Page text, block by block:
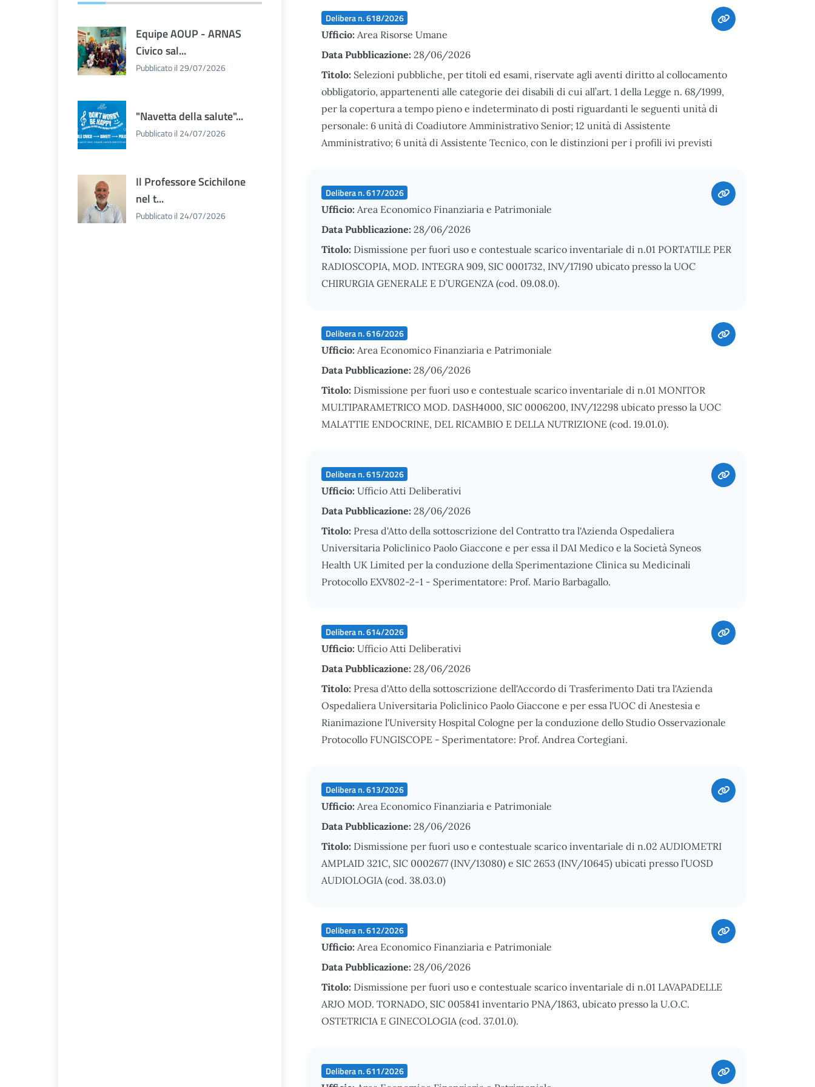
Equipe AOUP - ARNAS
Civico sal...
Pubblicato il 29/07/2026
"Navetta della salute"...
Pubblicato il 24/07/2026
Il Professore Scichilone
nel t...
Pubblicato il 24/07/2026
Delibera n. 618/2026
Ufficio: Area Risorse Umane
Data Pubblicazione: 28/06/2026
Titolo: Selezioni pubbliche, per titoli ed esami, riservate agli aventi diritto al collocamento
obbligatorio, appartenenti alle categorie dei disabili di cui all’art. 1 della Legge n. 68/1999,
per la copertura a tempo pieno e indeterminato di posti riguardanti le seguenti unità di
personale: 6 unità di Coadiutore Amministrativo Senior; 12 unità di Assistente
Amministrativo; 6 unità di Assistente Tecnico, con le distinzioni per i profili ivi previsti
Delibera n. 617/2026
Ufficio: Area Economico Finanziaria e Patrimoniale
Data Pubblicazione: 28/06/2026
Titolo: Dismissione per fuori uso e contestuale scarico inventariale di n.01 PORTATILE PER
RADIOSCOPIA, MOD. INTEGRA 909, SIC 0001732, INV/17190 ubicato presso la UOC
CHIRURGIA GENERALE E D’URGENZA (cod. 09.08.0).
Delibera n. 616/2026
Ufficio: Area Economico Finanziaria e Patrimoniale
Data Pubblicazione: 28/06/2026
Titolo: Dismissione per fuori uso e contestuale scarico inventariale di n.01 MONITOR
MULTIPARAMETRICO MOD. DASH4000, SIC 0006200, INV/12298 ubicato presso la UOC
MALATTIE ENDOCRINE, DEL RICAMBIO E DELLA NUTRIZIONE (cod. 19.01.0).
Delibera n. 615/2026
Ufficio: Ufficio Atti Deliberativi
Data Pubblicazione: 28/06/2026
Titolo: Presa d'Atto della sottoscrizione del Contratto tra l'Azienda Ospedaliera
Universitaria Policlinico Paolo Giaccone e per essa il DAI Medico e la Società Syneos
Health UK Limited per la conduzione della Sperimentazione Clinica su Medicinali
Protocollo EXV802-2-1 - Sperimentatore: Prof. Mario Barbagallo.
Delibera n. 614/2026
Ufficio: Ufficio Atti Deliberativi
Data Pubblicazione: 28/06/2026
Titolo: Presa d'Atto della sottoscrizione dell'Accordo di Trasferimento Dati tra l'Azienda
Ospedaliera Universitaria Policlinico Paolo Giaccone e per essa l'UOC di Anestesia e
Rianimazione l'University Hospital Cologne per la conduzione dello Studio Osservazionale
Protocollo FUNGISCOPE - Sperimentatore: Prof. Andrea Cortegiani.
Delibera n. 613/2026
Ufficio: Area Economico Finanziaria e Patrimoniale
Data Pubblicazione: 28/06/2026
Titolo: Dismissione per fuori uso e contestuale scarico inventariale di n.02 AUDIOMETRI
AMPLAID 321C, SIC 0002677 (INV/13080) e SIC 2653 (INV/10645) ubicati presso l’UOSD
AUDIOLOGIA (cod. 38.03.0)
Delibera n. 612/2026
Ufficio: Area Economico Finanziaria e Patrimoniale
Data Pubblicazione: 28/06/2026
Titolo: Dismissione per fuori uso e contestuale scarico inventariale di n.01 LAVAPADELLE
ARJO MOD. TORNADO, SIC 005841 inventario PNA/1863, ubicato presso la U.O.C.
OSTETRICIA E GINECOLOGIA (cod. 37.01.0).
Delibera n. 611/2026